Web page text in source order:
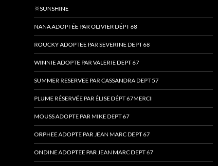
🌞SUNSHINE
NANA ADOPTÉE PAR OLIVIER DÉPT 68
ROUCKY ADOPTEE PAR SEVERINE DEPT 68
WINNIE ADOPTE PAR VALERIE DEPT 67
SUMMER RESERVEE PAR CASSANDRA DEPT 57
PLUME RÉSERVÉE PAR ÉLISE DÉPT 67MERCI
MOUSS ADOPTE PAR MIKE DEPT 67
ORPHEE ADOPTE PAR JEAN MARC DEPT 67
ONDINE ADOPTEE PAR JEAN MARC DEPT 67